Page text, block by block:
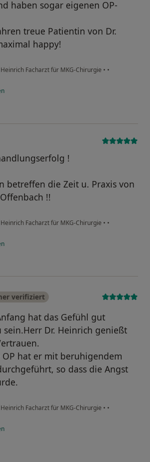
haben sogar eigenen OP-
treue Patientin von Dr.
happy!
Facharzt für MKG-Chirurgie • •
!
betreffen die Zeit u. Praxis von
!!
Facharzt für MKG-Chirurgie • •
verifiziert
hat das Gefühl gut
sein.Herr Dr. Heinrich genießt
hat er mit beruhigendem
so dass die Angst
Facharzt für MKG-Chirurgie • •